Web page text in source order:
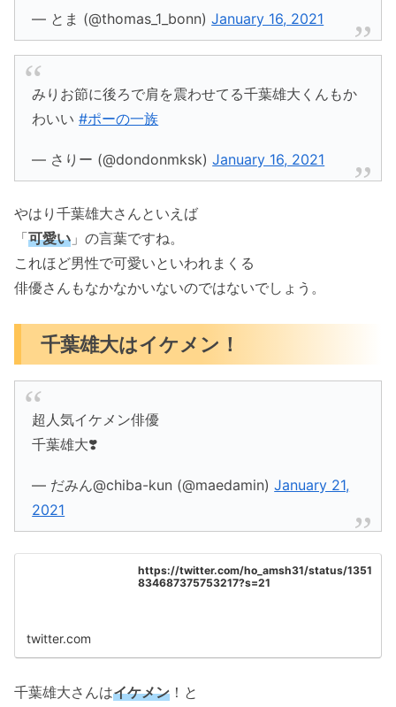
— とま (@thomas_1_bonn)January 16, 2021
みりお節に後ろで肩を震わせてる千葉雄大くんもか
わいい#ポーの一族
— さりー (@dondonmksk)January 16, 2021
やはり千葉雄大さんといえば
「可愛い 」の言葉ですね。
これほど男性で可愛いといわれまくる
俳優さんもなかなかいないのではないでしょう。
千葉雄大はイケメン！
超人気イケメン俳優
千葉雄大❣️
— だみん@chiba-kun (@maedamin)January 21,
2021
https://twitter.com/ho_amsh31/status/1351
834687375753217?s=21
twitter.com
千葉雄大さんはイケメン ！と